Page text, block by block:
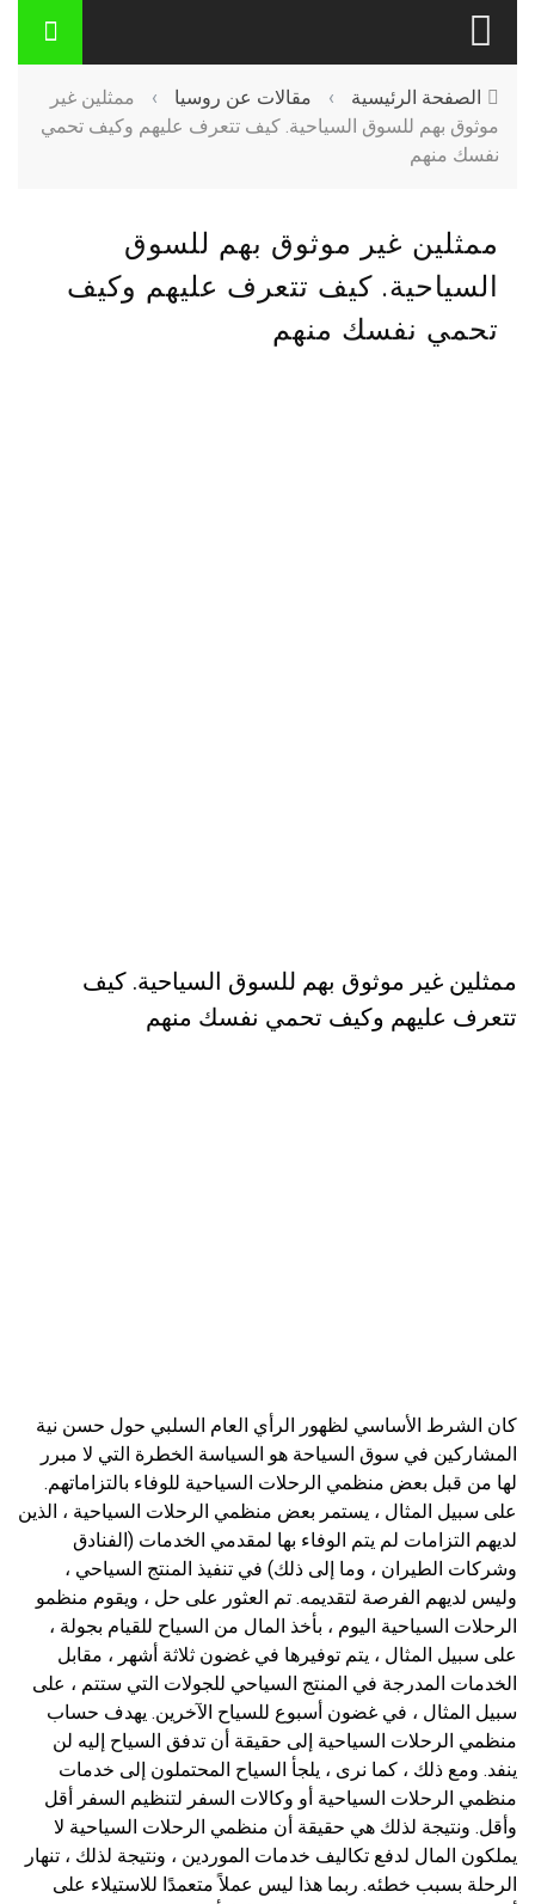
الصفحة الرئيسية › مقالات عن روسيا ›
ممثلين غير
موثوق بهم للسوق السياحية. كيف تتعرف عليهم وكيف تحمي
نفسك منهم
ممثلين غير موثوق بهم للسوق
السياحية. كيف تتعرف عليهم وكيف
تحمي نفسك منهم
ممثلين غير موثوق بهم للسوق السياحية. كيف
تتعرف عليهم وكيف تحمي نفسك منهم
كان الشرط الأساسي لظهور الرأي العام السلبي حول حسن نية
المشاركين في سوق السياحة هو السياسة الخطرة التي لا مبرر
لها من قبل بعض منظمي الرحلات السياحية للوفاء بالتزاماتهم.
على سبيل المثال ، يستمر بعض منظمي الرحلات السياحية ، الذين
لديهم التزامات لم يتم الوفاء بها لمقدمي الخدمات (الفنادق
وشركات الطيران ، وما إلى ذلك) في تنفيذ المنتج السياحي ،
وليس لديهم الفرصة لتقديمه. تم العثور على حل ، ويقوم منظمو
الرحلات السياحية اليوم ، بأخذ المال من السياح للقيام بجولة ،
على سبيل المثال ، يتم توفيرها في غضون ثلاثة أشهر ، مقابل
الخدمات المدرجة في المنتج السياحي للجولات التي ستتم ، على
سبيل المثال ، في غضون أسبوع للسياح الآخرين. يهدف حساب
منظمي الرحلات السياحية إلى حقيقة أن تدفق السياح إليه لن
ينفد. ومع ذلك ، كما نرى ، يلجأ السياح المحتملون إلى خدمات
منظمي الرحلات السياحية أو وكالات السفر لتنظيم السفر أقل
وأقل. ونتيجة لذلك هي حقيقة أن منظمي الرحلات السياحية لا
يملكون المال لدفع تكاليف خدمات الموردين ، ونتيجة لذلك ، تنهار
الرحلة بسبب خطئه. ربما هذا ليس عملاً متعمدًا للاستيلاء على